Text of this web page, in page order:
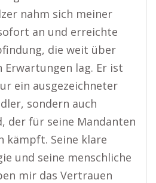
nahm sich meiner
an und erreichte
die weit über
Erwartungen lag. Er ist
ein ausgezeichneter
sondern auch
der für seine Mandanten
kämpft. Seine klare
und seine menschliche
mir das Vertrauen